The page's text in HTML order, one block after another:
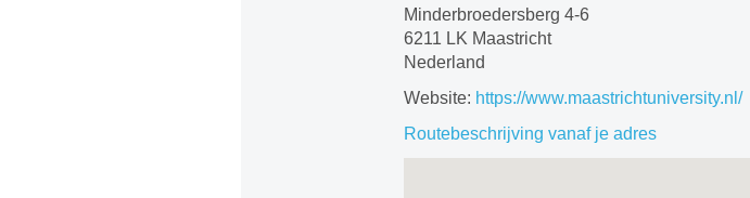
Minderbroedersberg 4-6
6211 LK Maastricht
Nederland
Website: https://www.maastrichtuniversity.nl/
Routebeschrijving vanaf je adres